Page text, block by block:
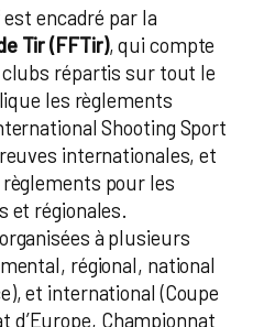
encadré par la
Tir (FFTir), qui compte
répartis sur tout le
les règlements
Shooting Sport
internationales, et
pour les
et régionales.
à plusieurs
régional, national
et international (Coupe
d’Europe, Championnat